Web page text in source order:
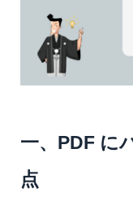
一、PDF に
点